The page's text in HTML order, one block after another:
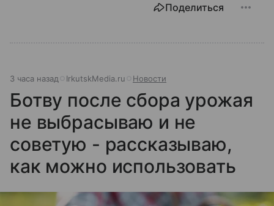
Поделиться
3 часа назад IrkutskMedia.ru Новости
Ботву после сбора урожая
не выбрасываю и не
советую - рассказываю,
как можно использовать